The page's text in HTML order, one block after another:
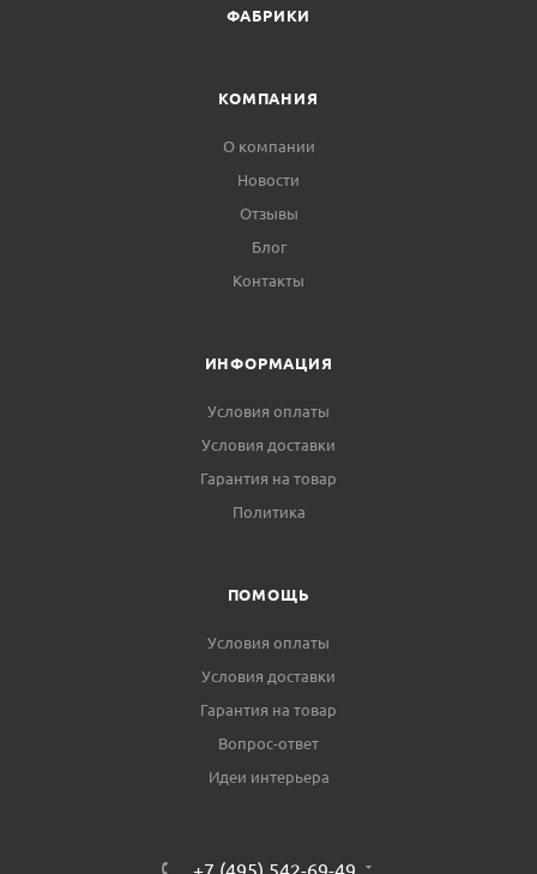
ФАБРИКИ
КОМПАНИЯ
О компании
Новости
Отзывы
Блог
Контакты
ИНФОРМАЦИЯ
Условия оплаты
Условия доставки
Гарантия на товар
Политика
ПОМОЩЬ
Условия оплаты
Условия доставки
Гарантия на товар
Вопрос-ответ
Идеи интерьера
+7 (495) 542-69-49